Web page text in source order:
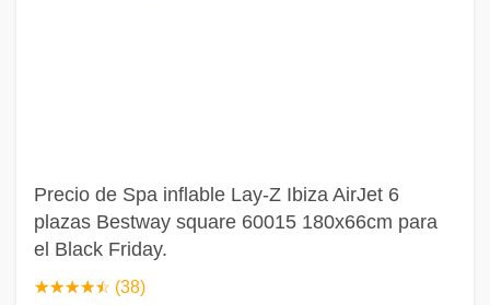
Precio de Spa inflable Lay-Z Ibiza AirJet 6
plazas Bestway square 60015 180x66cm para
el Black Friday.
☆☆☆☆☆
★★★★★ (38)